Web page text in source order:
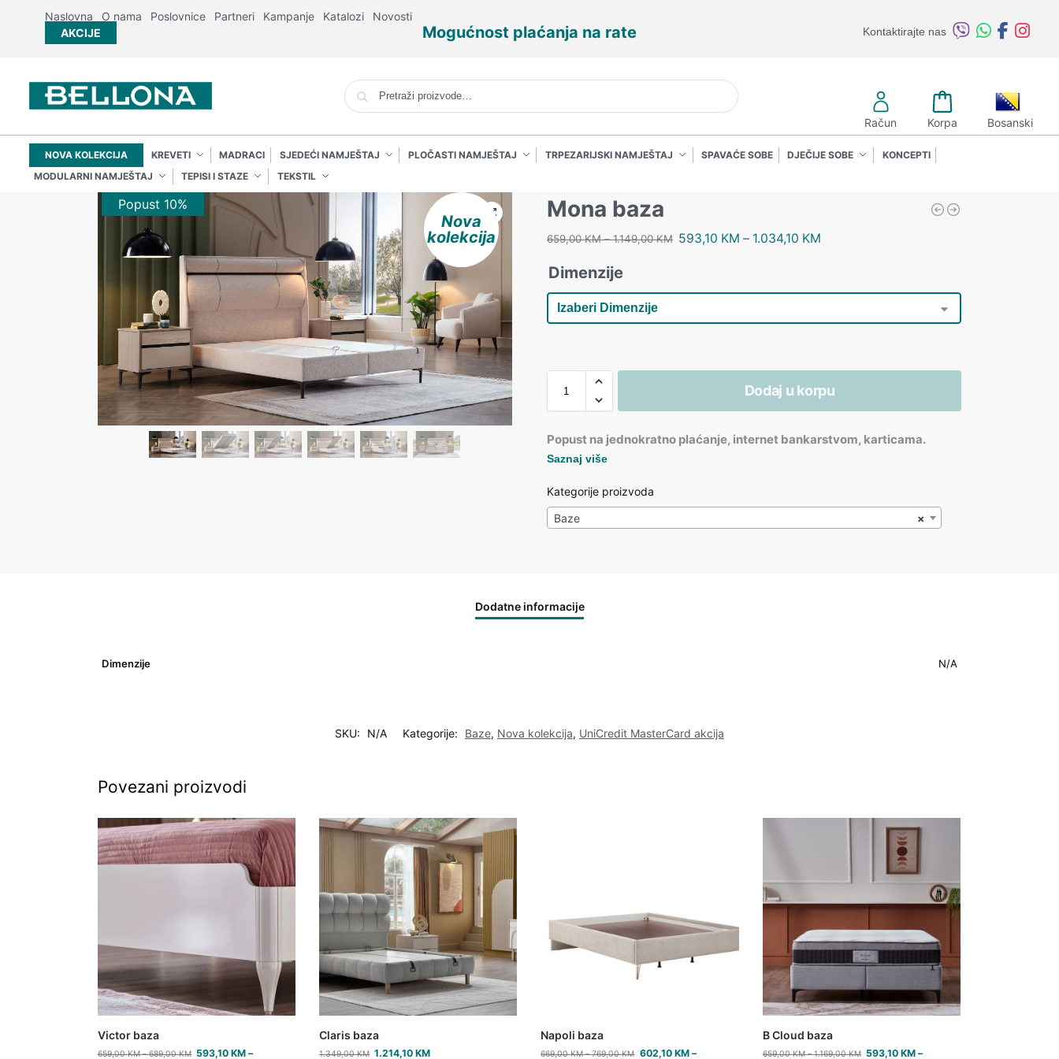
Naslovna O nama Poslovnice Partneri Kampanje Katalozi
Novosti
AKCIJE
Mogućnost plaćanja na rate Kontaktirajte nas
Pretraži
Račun Korpa Bosanski
NOVA KOLEKCIJA KREVETI MADRACI SJEDEĆI NAMJEŠTAJ PLOČASTI NAMJEŠTAJ TRPEZARIJSKI NAMJEŠTAJ SPAVAĆE SOBE DJEČIJE SOBE
KONCEPTI
MODULARNI NAMJEŠTAJ
TEPISI I STAZE TEKSTIL
Popust 10%
Nova
kolekcija
Popust 10% Mona baza
659,00KM – 1.149,00KM 593,10 KM – 1.034,10 KM
Dimenzije
Dodaj u korpu
Popust na jednokratno plaćanje, internet bankarstvom, karticama.
Saznaj više
Kategorije proizvoda
×
Baze
Dodatne informacije
Dimenzije N/A
SKU: N/A Kategorije: Baze, Nova kolekcija, UniCredit MasterCard akcija
Povezani proizvodi
Victor baza
659,00KM – 689,00KM 593,10KM –
Claris baza
1.349,00KM 1.214,10KM
Napoli baza
669,00KM – 769,00KM 602,10 KM –
B Cloud baza
659,00KM – 1.169,00KM 593,10KM –